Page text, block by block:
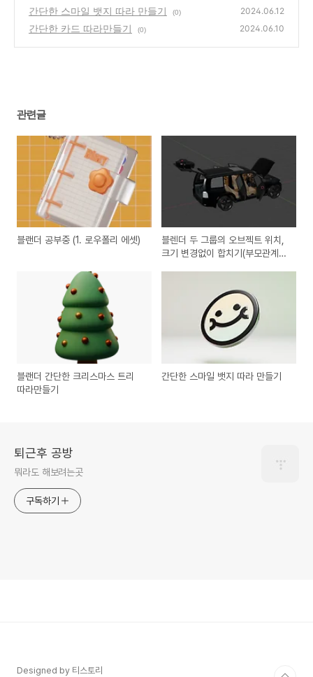
(0)
간단한 스마일 뱃지 따라 만들기 (0) 2024.06.12
간단한 카드 따라만들기 (0) 2024.06.10
관련글
블랜더 공부중 (1. 로우폴리 에셋)
블렌더 두 그룹의 오브젝트 위치,
크기 변경없이 합치기(부모관계
블랜더 간단한 크리스마스 트리
따라만들기
간단한 스마일 뱃지 따라 만들기
퇴근후 공방
뭐라도 해보려는곳
구독하기
Designed by 티스토리